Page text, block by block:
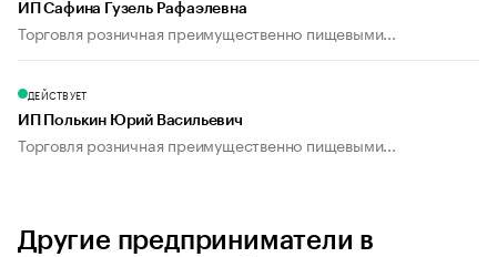
ИП Сафина Гузель Рафаэлевна
Торговля розничная преимущественно пищевыми...
ДЕЙСТВУЕТ
ИП Полькин Юрий Васильевич
Торговля розничная преимущественно пищевыми...
Другие предприниматели в